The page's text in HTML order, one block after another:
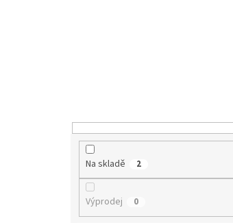
t
ů
Na skladě 2
Výprodej 0